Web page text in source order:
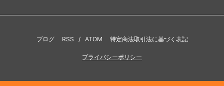
ブログ RSS / ATOM 特定商法取引法に基づく表記
プライバシーポリシー